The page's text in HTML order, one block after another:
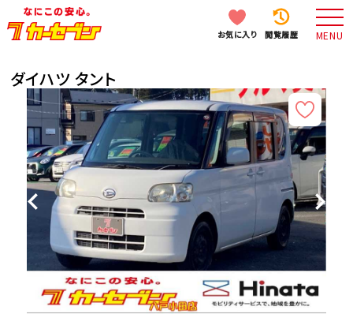
お気に入り 閲覧履歴 MENU
ダイハツ タント